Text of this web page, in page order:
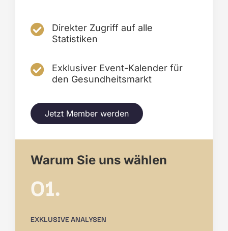
Direkter Zugriff auf alle
Statistiken
Exklusiver Event-Kalender für
den Gesundheitsmarkt
Jetzt Member werden
Warum Sie uns wählen
01.
EXKLUSIVE ANALYSEN